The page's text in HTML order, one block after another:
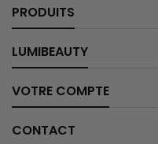
PRODUITS
LUMIBEAUTY
VOTRE COMPTE
CONTACT